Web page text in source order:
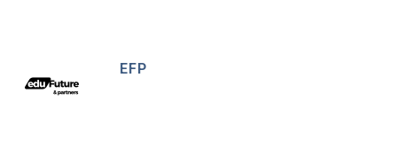
EFP